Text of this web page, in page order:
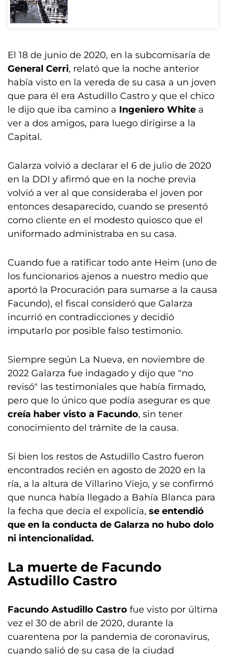
El 18 de junio de 2020, en la subcomisaría de
General Cerri, relató que la noche anterior
había visto en la vereda de su casa a un joven
que para él era Astudillo Castro y que el chico
le dijo que iba camino a Ingeniero White a
ver a dos amigos, para luego dirigirse a la
Capital.
Galarza volvió a declarar el 6 de julio de 2020
en la DDI y afirmó que en la noche previa
volvió a ver al que consideraba el joven por
entonces desaparecido, cuando se presentó
como cliente en el modesto quiosco que el
uniformado administraba en su casa.
Cuando fue a ratificar todo ante Heim (uno de
los funcionarios ajenos a nuestro medio que
aportó la Procuración para sumarse a la causa
Facundo), el fiscal consideró que Galarza
incurrió en contradicciones y decidió
imputarlo por posible falso testimonio.
Siempre según La Nueva, en noviembre de
2022 Galarza fue indagado y dijo que "no
revisó" las testimoniales que había firmado,
pero que lo único que podía asegurar es que
creía haber visto a Facundo, sin tener
conocimiento del trámite de la causa.
Si bien los restos de Astudillo Castro fueron
encontrados recién en agosto de 2020 en la
ría, a la altura de Villarino Viejo, y se confirmó
que nunca había llegado a Bahía Blanca para
la fecha que decía el expolicía, se entendió
que en la conducta de Galarza no hubo dolo
ni intencionalidad.
La muerte de Facundo
Astudillo Castro
Facundo Astudillo Castro fue visto por última
vez el 30 de abril de 2020, durante la
cuarentena por la pandemia de coronavirus,
cuando salió de su casa de la ciudad